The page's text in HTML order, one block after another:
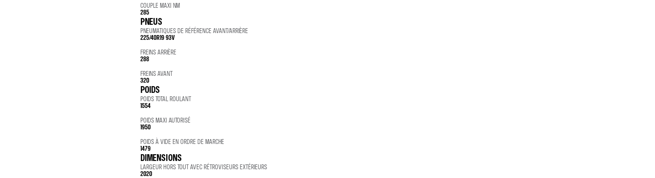
COUPLE MAXI NM
285
PNEUS
PNEUMATIQUES DE RÉFÉRENCE AVANT/ARRIÈRE
225/40R19 93V
FREINS ARRIÈRE
288
FREINS AVANT
320
POIDS
POIDS TOTAL ROULANT
1554
POIDS MAXI AUTORISÉ
1950
POIDS À VIDE EN ORDRE DE MARCHE
1479
DIMENSIONS
LARGEUR HORS TOUT AVEC RÉTROVISEURS EXTÉRIEURS
2020